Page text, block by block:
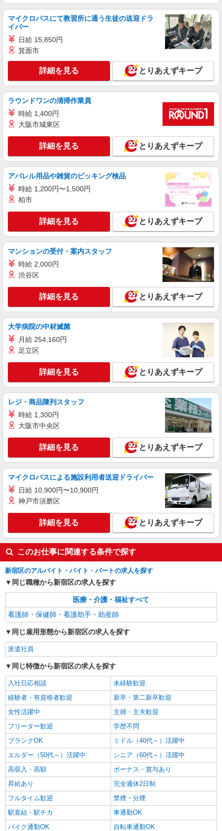
1夜勤：准看護師33350円〜/看護師34900円〜
※資格や経験などによる ＜一夜勤の算出/最低時給
で計算＞ ＊准看護師（例）時給1700円×15.5時間
労働＋夜勤手当7000円＝一夜勤33350円〜 ＊看護
師（例）時給1800円×15.5時間労働＋夜勤手当
新宿駅★病院でお掃除/食事の配膳など♪★激募
時給1650円〜2312円 ＜日払い有/週払い有/交
東京都新宿区西新宿 【新宿駅そば】
キープ 詳細を見る
派遣社員
（株）ウィルオブ・ワークCW 新宿支店/ms130101
時給1500円 ◆前払い・日払い・週払いOK
東京都新宿区
詳細を見る
派遣社員
株式会社トラストグロース 新宿本社 第1営業部
有料老人ホームでの看護師
時給：2150円〜2225円 ※資格や経験などによ
る
詳細を見る
株式会社kotrio /●SW-H1-2024088
高収入を目指したい方必見！未経験でも日収
時給1650円〜2312円 ＜日払い有/週払い有/交
新宿区 ★面接なし
キープ 詳細を見る
派遣社員
株式会社kotrio /●SW-H1-2001286
お試し勤務OK♪高田馬場駅▼病院で看護助手▼
補助作業のみ！面接なし
時給1550円〜2312円 ＜日払い有/週払い有/交
通費全支給(ガソリン代含む)＞
新宿区 最寄駅：高田馬場
キープ 詳細を見る
マイクロバスにて教習所に通う生徒の送迎ドラ
イバー
日給 15,850円
箕面市
詳細を見る とりあえずキープ
ラウンドワンの清掃作業員
時給 1,400円
大阪市城東区
詳細を見る とりあえずキープ
アパレル用品や雑貨のピッキング検品
時給 1,200円〜1,500円
柏市
詳細を見る とりあえずキープ
マンションの受付・案内スタッフ
時給 2,000円
渋谷区
詳細を見る とりあえずキープ
大学病院の中材滅菌
月給 254,160円
足立区
詳細を見る とりあえずキープ
レジ・商品陳列スタッフ
時給 1,300円
大阪市中央区
詳細を見る とりあえずキープ
マイクロバスによる施設利用者送迎ドライバー
日給 10,900円〜10,900円
神戸市須磨区
詳細を見る とりあえずキープ
このお仕事に関連する条件で探す
新宿区のアルバイト・バイト・パートの求人を探す
同じ職種から新宿区の求人を探す
医療・介護・福祉すべて
看護師・保健師・看護助手・助産師
同じ雇用形態から新宿区の求人を探す
派遣社員
同じ特徴から新宿区の求人を探す
入社日応相談
未経験歓迎
経験者・有資格者歓迎
新卒・第二新卒歓迎
女性活躍中
主婦・主夫歓迎
フリーター歓迎
学歴不問
ブランクOK
ミドル（40代～）活躍中
エルダー（50代～）活躍中
シニア（60代～）活躍中
高収入・高額
ボーナス・賞与あり
昇給あり
完全週休2日制
フルタイム歓迎
禁煙・分煙
駅直結・駅チカ
車通勤OK
バイク通勤OK
自転車通勤OK